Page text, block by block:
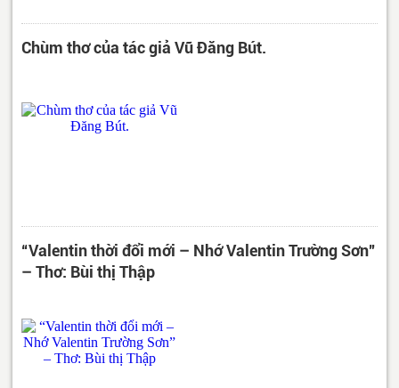
Chùm thơ của tác giả Vũ Đăng Bút.
“Valentin thời đổi mới – Nhớ Valentin Trường Sơn”
– Thơ: Bùi thị Thập